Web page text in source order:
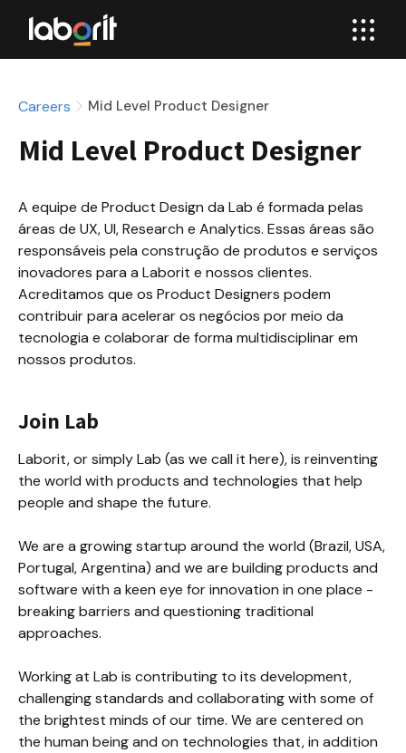
Careers Mid Level Product Designer
Mid Level Product Designer
A equipe de Product Design da Lab é formada pelas
áreas de UX, UI, Research e Analytics. Essas áreas são
responsáveis pela construção de produtos e serviços
inovadores para a Laborit e nossos clientes.
Acreditamos que os Product Designers podem
contribuir para acelerar os negócios por meio da
tecnologia e colaborar de forma multidisciplinar em
nossos produtos.
Join Lab
Laborit, or simply Lab (as we call it here), is reinventing
the world with products and technologies that help
people and shape the future.
We are a growing startup around the world (Brazil, USA,
Portugal, Argentina) and we are building products and
software with a keen eye for innovation in one place -
breaking barriers and questioning traditional
approaches.
Working at Lab is contributing to its development,
challenging standards and collaborating with some of
the brightest minds of our time. We are centered on
the human being and on technologies that, in addition